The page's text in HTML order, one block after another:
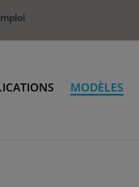
MODÈLES